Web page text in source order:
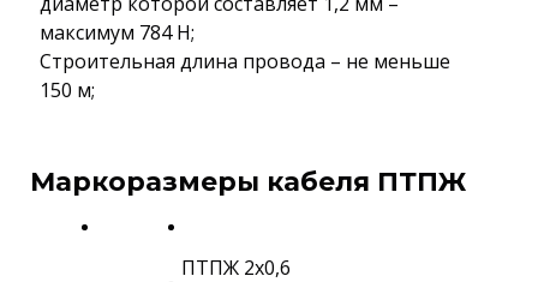
максимум 784 Н;
Строительная длина провода – не меньше
150 м;
Маркоразмеры кабеля ПТПЖ
ПТПЖ 2х0,6